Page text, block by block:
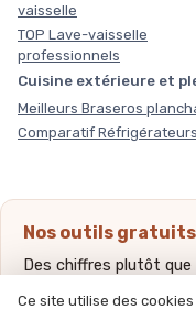
vaisselle
TOP Lave-vaisselle
professionnels
Cuisine extérieure et
Meilleurs Braseros
Comparatif
Nos outils gratuits
Des chiffres plutôt
Ce site utilise des